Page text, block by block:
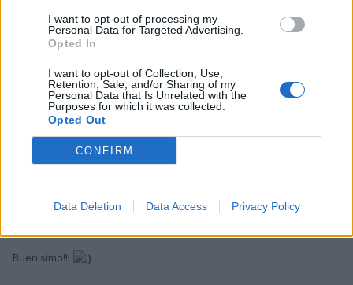
I want to opt-out of processing my
Personal Data for Targeted Advertising.
Opted In
I want to opt-out of Collection, Use,
Retention, Sale, and/or Sharing of my
Personal Data that Is Unrelated with the
Purposes for which it was collected.
Opted Out
CONFIRM
Data Deletion Data Access Privacy Policy
Publicado25 de Febrero del 2005
Responder
juanluisvg
Buenisimo!!!